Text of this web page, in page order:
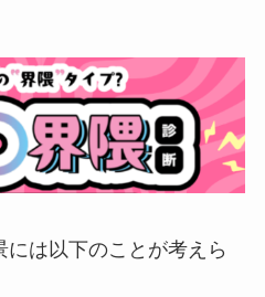
は以下のことが考えら